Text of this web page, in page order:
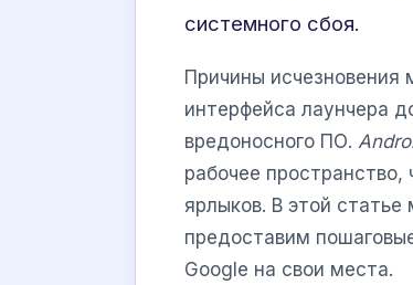
системного сбоя.
Причины исчезновения
интерфейса лаунчера
вредоносного ПО.
рабочее
ярлыков. В этой
предоставим
Google на свои места.